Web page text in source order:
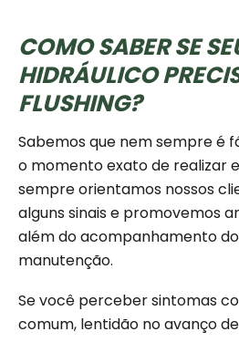
COMO SABER SE
HIDRÁULICO
FLUSHING?
Sabemos que nem sempre é
o momento exato de realizar
sempre orientamos nossos
alguns sinais e promovemos
além do acompanhamento
manutenção.
Se você perceber sintomas
comum, lentidão no avanço